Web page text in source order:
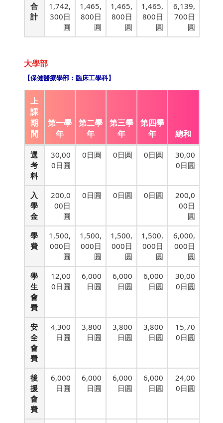
合
計
1,742,
300日
圓
1,465,
800日
圓
1,465,
800日
圓
1,465,
800日
圓
6,139,
700日
圓
大學部
【保健醫療學部：臨床工學科】
上
課
期
間
第一學
年
第二學
年
第三學
年
第四學
年
總和
選
考
料
30,00
0日圓
0日圓 0日圓 0日圓
30,00
0日圓
入
學
金
200,0
00日
圓
0日圓 0日圓 0日圓
200,0
00日
圓
學
費
1,500,
000日
圓
1,500,
000日
圓
1,500,
000日
圓
1,500,
000日
圓
6,000,
000日
圓
學
生
會
費
12,00
0日圓
6,000
日圓
6,000
日圓
6,000
日圓
30,00
0日圓
安
全
會
費
4,300
日圓
3,800
日圓
3,800
日圓
3,800
日圓
15,70
0日圓
後
援
會
費
6,000
日圓
6,000
日圓
6,000
日圓
6,000
日圓
24,00
0日圓